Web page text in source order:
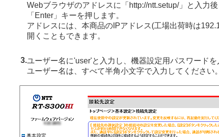
Webブラウザのアドレスに「http://ntt.setup/」と入力
「Enter」キーを押します。
アドレスには、本商品のIPアドレス(工場出荷時は
開くこともできます。
3.ユーザー名に'user'と入力し、機器設定用パスワード
ユーザー名は、すべて半角小文字で入力してください